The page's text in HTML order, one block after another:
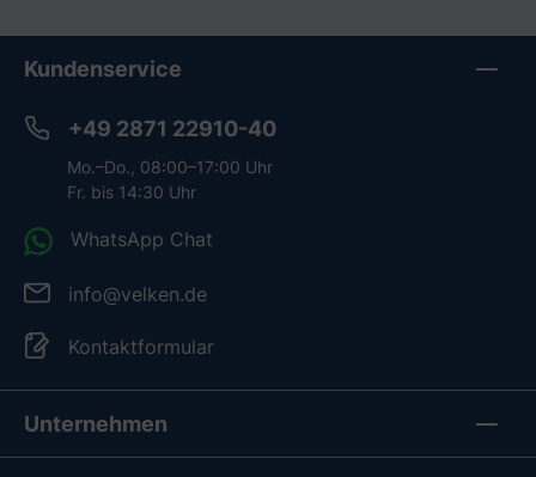
Unternehmen
Kundenservice
+49 2871 22910-40
Mo.–Do., 08:00–17:00 Uhr
Fr. bis 14:30 Uhr
WhatsApp Chat
info@velken.de
Kontaktformular